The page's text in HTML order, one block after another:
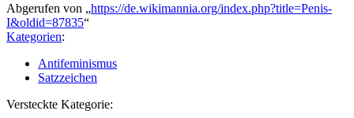
Abgerufen von „https://de.wikimannia.org/index.php?title=Penis-
I&oldid=87835“
Kategorien:
Antifeminismus
Satzzeichen
Versteckte Kategorie: